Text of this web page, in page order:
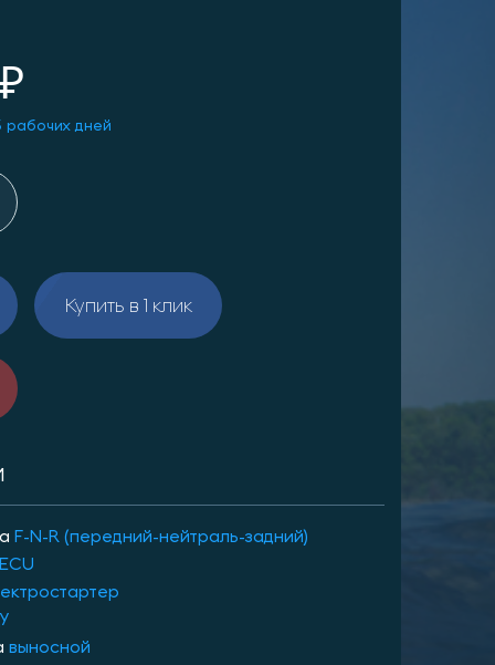
рабочих дней
Купить в 1 клик
F-N-R (передний-нейтраль-задний)
ECU
выносной